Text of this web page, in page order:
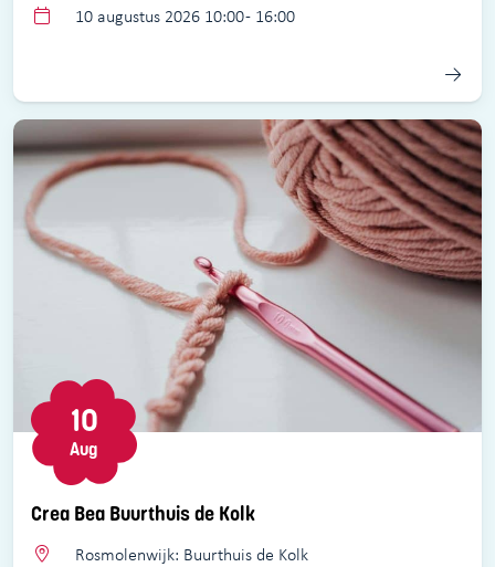
10 augustus 2026 10:00 - 16:00
Crea Bea Buurthuis de Kolk
10
Aug
Rosmolenwijk: Buurthuis de Kolk